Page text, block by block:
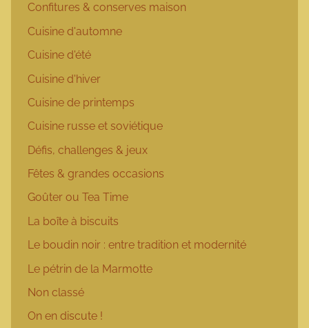
Confitures & conserves maison
Cuisine d'automne
Cuisine d'été
Cuisine d'hiver
Cuisine de printemps
Cuisine russe et soviétique
Défis, challenges & jeux
Fêtes & grandes occasions
Goûter ou Tea Time
La boîte à biscuits
Le boudin noir : entre tradition et modernité
Le pétrin de la Marmotte
Non classé
On en discute !